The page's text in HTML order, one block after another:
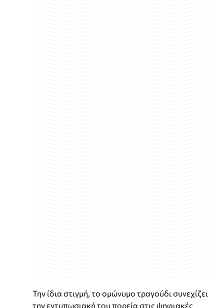
Την ίδια στιγμή, το ομώνυμο τραγούδι συνεχίζει
την εντυπωσιακή του πορεία στις ψηφιακές